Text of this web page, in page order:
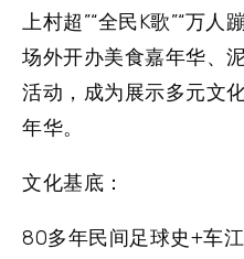
上村超”“全民K歌”“万人
场外开办美食嘉年华、
活动，成为展示多元文
年华。
文化基底：
80多年民间足球史+车